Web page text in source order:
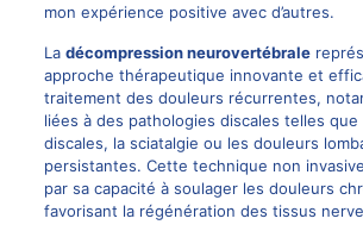
mon expérience positive avec d’autres.
La décompression neurovertébrale
approche thérapeutique innovante et
traitement des douleurs récurrentes,
liées à des pathologies discales telles que
discales, la sciatalgie ou les douleurs
persistantes. Cette technique non
par sa capacité à soulager les douleurs
favorisant la régénération des tissus